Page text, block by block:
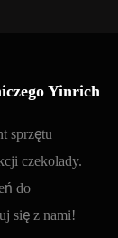
Yinrich
sprzętu
czekolady.
do
się z nami!